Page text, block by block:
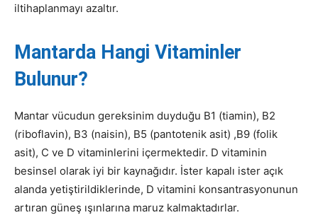
iltihaplanmayı azaltır.
Mantarda Hangi Vitaminler
Bulunur?
Mantar vücudun gereksinim duyduğu B1 (tiamin), B2
(riboflavin), B3 (naisin), B5 (pantotenik asit) ,B9 (folik
asit), C ve D vitaminlerini içermektedir. D vitaminin
besinsel olarak iyi bir kaynağıdır. İster kapalı ister açık
alanda yetiştirildiklerinde, D vitamini konsantrasyonunun
artıran güneş ışınlarına maruz kalmaktadırlar.